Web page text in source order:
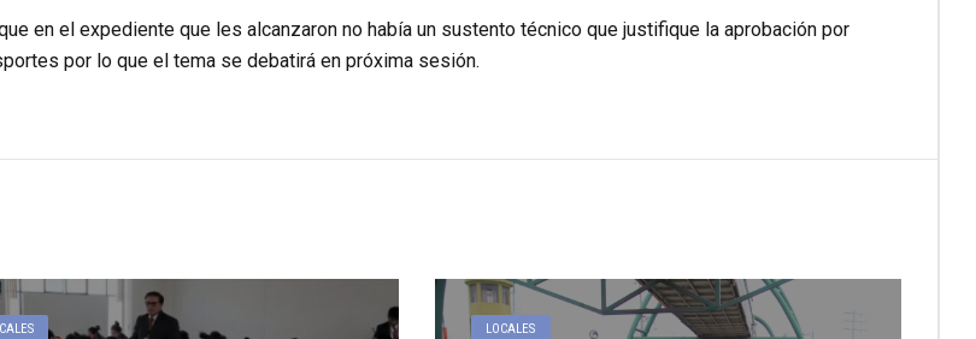
en el expediente que les alcanzaron no había un sustento técnico que justifique la aprobación por
por lo que el tema se debatirá en próxima sesión.
LOCALES